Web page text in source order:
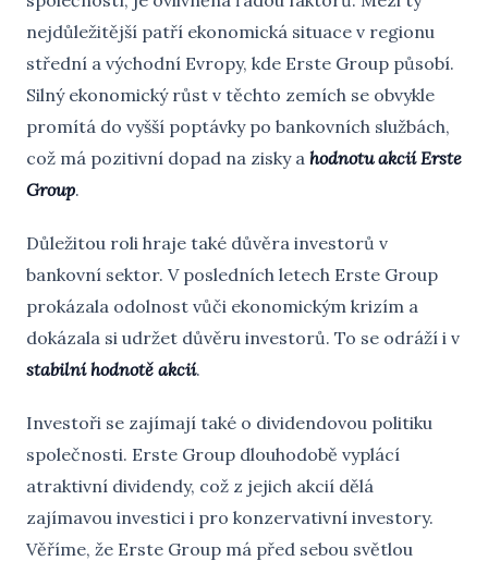
nejdůležitější patří ekonomická situace v regionu
střední a východní Evropy, kde Erste Group působí.
Silný ekonomický růst v těchto zemích se obvykle
promítá do vyšší poptávky po bankovních službách,
což má pozitivní dopad na zisky a hodnotu akcií Erste
Group.
Důležitou roli hraje také důvěra investorů v
bankovní sektor. V posledních letech Erste Group
prokázala odolnost vůči ekonomickým krizím a
dokázala si udržet důvěru investorů. To se odráží i v
stabilní hodnotě akcií.
Investoři se zajímají také o dividendovou politiku
společnosti. Erste Group dlouhodobě vyplácí
atraktivní dividendy, což z jejich akcií dělá
zajímavou investici i pro konzervativní investory.
Věříme, že Erste Group má před sebou světlou